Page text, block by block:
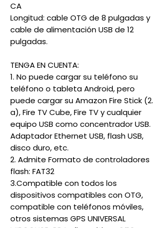
CA
Longitud: cable OTG de 8 pulgadas y
cable de alimentación USB de 12
pulgadas.
TENGA EN CUENTA:
1. No puede cargar su teléfono su
teléfono o tableta Android, pero
puede cargar su Amazon Fire Stick (2.
a), Fire TV Cube, Fire TV y cualquier
equipo USB como concentrador USB.
Adaptador Ethernet USB, flash USB,
disco duro, etc.
2. Admite Formato de controladores
flash: FAT32
3.Compatible con todos los
dispositivos compatibles con OTG,
compatible con teléfonos móviles,
otros sistemas GPS UNIVERSAL